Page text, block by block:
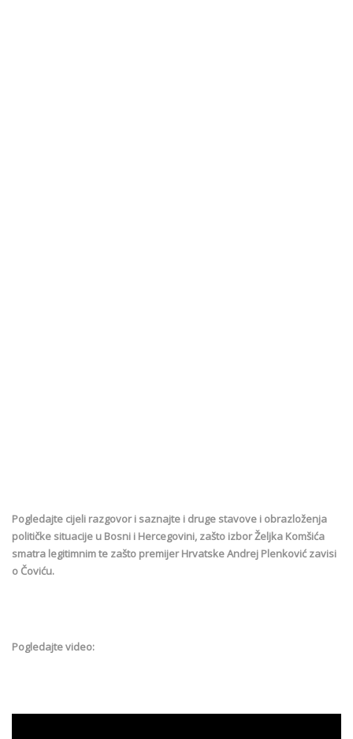
Pogledajte cijeli razgovor i saznajte i druge stavove i obrazloženja
političke situacije u Bosni i Hercegovini, zašto izbor Željka Komšića
smatra legitimnim te zašto premijer Hrvatske Andrej Plenković zavisi
o Čoviću.
Pogledajte video: